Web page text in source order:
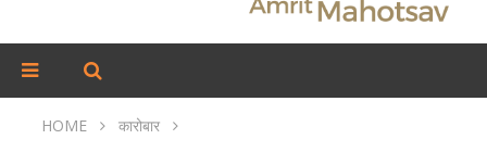
HOME
कारोबार